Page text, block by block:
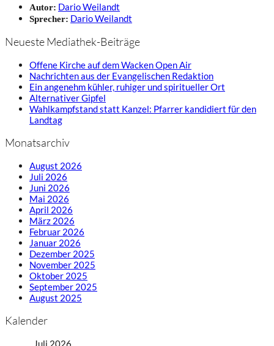
Autor: Dario Weilandt
Sprecher: Dario Weilandt
Neueste Mediathek-Beiträge
Offene Kirche auf dem Wacken Open Air
Nachrichten aus der Evangelischen Redaktion
Ein angenehm kühler, ruhiger und spiritueller Ort
Alternativer Gipfel
Wahlkampfstand statt Kanzel: Pfarrer kandidiert für den
Landtag
Monatsarchiv
August 2026
Juli 2026
Juni 2026
Mai 2026
April 2026
März 2026
Februar 2026
Januar 2026
Dezember 2025
November 2025
Oktober 2025
September 2025
August 2025
Kalender
Juli 2026